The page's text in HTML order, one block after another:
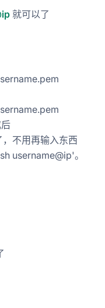
就可以了
不用再输入东西
username@ip'。